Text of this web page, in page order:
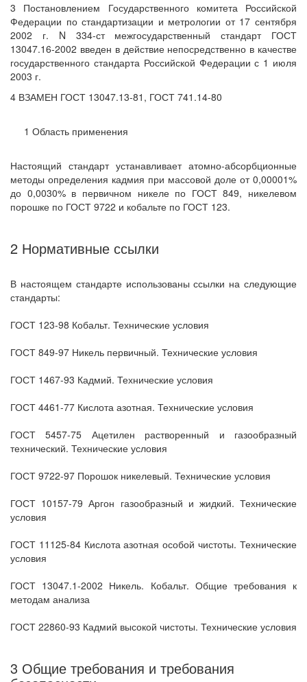
3 Постановлением Государственного комитета Российской
Федерации по стандартизации и метрологии от 17 сентября
2002 г. N 334-ст межгосударственный стандарт ГОСТ
13047.16-2002 введен в действие непосредственно в качестве
государственного стандарта Российской Федерации с 1 июля
2003 г.
4 ВЗАМЕН ГОСТ 13047.13-81, ГОСТ 741.14-80
1 Область применения
Настоящий стандарт устанавливает атомно-абсорбционные
методы определения кадмия при массовой доле от 0,00001%
до 0,0030% в первичном никеле по ГОСТ 849, никелевом
порошке по ГОСТ 9722 и кобальте по ГОСТ 123.
2 Нормативные ссылки
В настоящем стандарте использованы ссылки на следующие
стандарты:
ГОСТ 123-98 Кобальт. Технические условия
ГОСТ 849-97 Никель первичный. Технические условия
ГОСТ 1467-93 Кадмий. Технические условия
ГОСТ 4461-77 Кислота азотная. Технические условия
ГОСТ 5457-75 Ацетилен растворенный и газообразный
технический. Технические условия
ГОСТ 9722-97 Порошок никелевый. Технические условия
ГОСТ 10157-79 Аргон газообразный и жидкий. Технические
условия
ГОСТ 11125-84 Кислота азотная особой чистоты. Технические
условия
ГОСТ 13047.1-2002 Никель. Кобальт. Общие требования к
методам анализа
ГОСТ 22860-93 Кадмий высокой чистоты. Технические условия
3 Общие требования и требования